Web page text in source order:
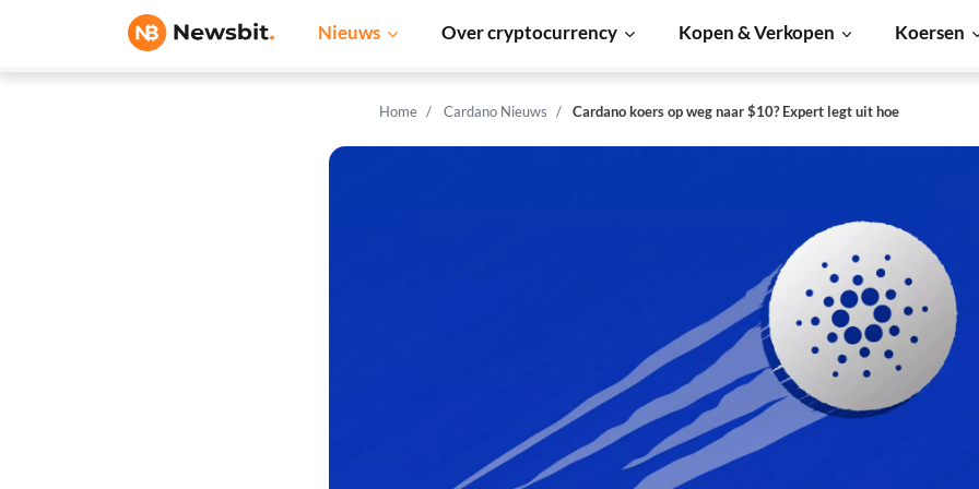
Nieuws Over cryptocurrency Kopen & Verkopen Koersen
Home Cardano Nieuws Cardano koers op weg naar $10? Expert legt uit hoe